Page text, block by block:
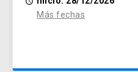
Salud y
Más fechas